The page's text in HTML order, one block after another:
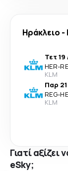
Ηράκλειο -
Τετ
HER-
KLM
Παρ
REG-
KLM
Γιατί
eSky;